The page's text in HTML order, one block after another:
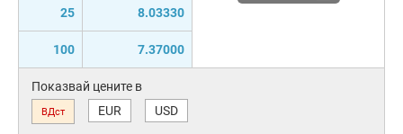
25 8.03330
100 7.37000
Показвай цените в
ВДст EUR USD